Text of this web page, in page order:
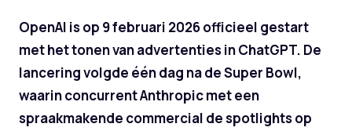
OpenAI is op 9 februari 2026 officieel gestart
met het tonen van advertenties in ChatGPT. De
lancering volgde één dag na de Super Bowl,
waarin concurrent Anthropic met een
spraakmakende commercial de spotlights op